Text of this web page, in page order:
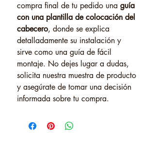
compra final de tu pedido una guía
con una plantilla de colocación del
cabecero, donde se explica
detalladamente su instalación y
sirve como una guía de fácil
montaje. No dejes lugar a dudas,
solicita nuestra muestra de producto
y asegúrate de tomar una decisión
informada sobre tu compra.